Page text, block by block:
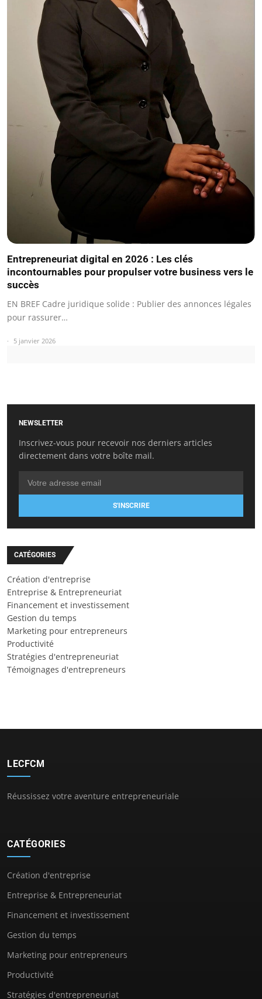
Entrepreneuriat digital en 2026 : Les clés
incontournables pour propulser votre business vers le
succès
EN BREF Cadre juridique solide : Publier des annonces légales
pour rassurer…
5 janvier 2026
NEWSLETTER
Inscrivez-vous pour recevoir nos derniers articles
directement dans votre boîte mail.
S'INSCRIRE
CATÉGORIES
Création d'entreprise
Entreprise & Entrepreneuriat
Financement et investissement
Gestion du temps
Marketing pour entrepreneurs
Productivité
Stratégies d'entrepreneuriat
Témoignages d'entrepreneurs
LECFCM
Réussissez votre aventure entrepreneuriale
CATÉGORIES
Création d'entreprise
Entreprise & Entrepreneuriat
Financement et investissement
Gestion du temps
Marketing pour entrepreneurs
Productivité
Stratégies d'entrepreneuriat